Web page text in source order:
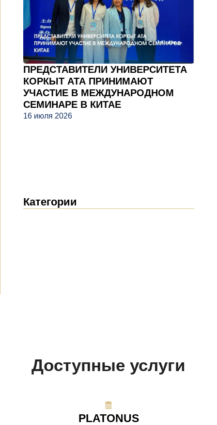
ПРЕДСТАВИТЕЛИ УНИВЕРСИТЕТА
КОРКЫТ АТА ПРИНИМАЮТ
УЧАСТИЕ В МЕЖДУНАРОДНОМ
СЕМИНАРЕ В КИТАЕ
16 июля 2026
Категории
Доступные услуги
PLATONUS